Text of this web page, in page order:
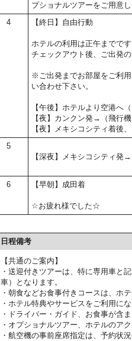
プショナルツアーをご用意
4 【終日】自由行動
ホテルの利用は正午までです
チェックアウト後、ご出発
※ご出発までお部屋をご利
い合わせ下さい。
【午後】ホテルより空港へ
【夜】カンクン発→（飛行
【夜】メキシコシティ着後
5
【深夜】メキシコシティ
6 【早朝】成田着
☆お疲れ様でした☆
日程備考
【共通のご案内】
・送迎付きツアーは、特に専用車と
車）となります。
・朝食などお食事付きコースは、ホ
・ホテル特典やサービスをご利用に
・ドライバー・ガイド、お食事が含
・オプショナルツアー、ホテルのア
・航空機の事前座席指定は、予約状